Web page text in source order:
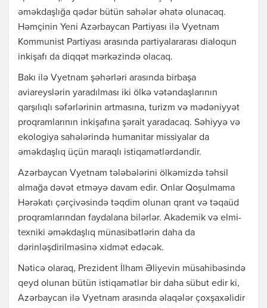
əməkdaşlığa qədər bütün sahələr əhatə olunacaq.
Həmçinin Yeni Azərbaycan Partiyası ilə Vyetnam
Kommunist Partiyası arasında partiyalararası dialoqun
inkişafı da diqqət mərkəzində olacaq.
Bakı ilə Vyetnam şəhərləri arasında birbaşa
aviareyslərin yaradılması iki ölkə vətəndaşlarının
qarşılıqlı səfərlərinin artmasına, turizm və mədəniyyət
proqramlarının inkişafına şərait yaradacaq. Səhiyyə və
ekologiya sahələrində humanitar missiyalar da
əməkdaşlıq üçün maraqlı istiqamətlərdəndir.
Azərbaycan Vyetnam tələbələrini ölkəmizdə təhsil
almağa dəvət etməyə davam edir. Onlar Qoşulmama
Hərəkatı çərçivəsində təqdim olunan qrant və təqaüd
proqramlarından faydalana bilərlər. Akademik və elmi-
texniki əməkdaşlıq münasibətlərin daha da
dərinləşdirilməsinə xidmət edəcək.
Nəticə olaraq, Prezident İlham Əliyevin müsahibəsində
qeyd olunan bütün istiqamətlər bir daha sübut edir ki,
Azərbaycan ilə Vyetnam arasında əlaqələr çoxşaxəlidir